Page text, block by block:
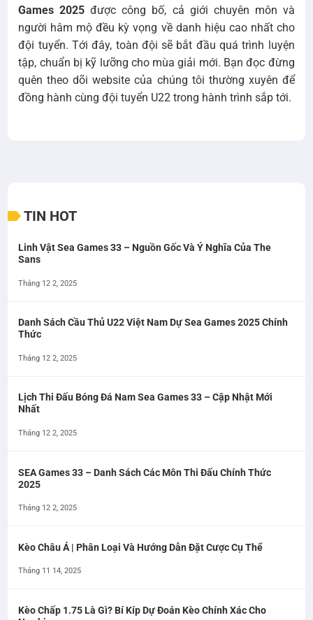
Games 2025 được công bố, cả giới chuyên môn và
người hâm mộ đều kỳ vọng về danh hiệu cao nhất cho
đội tuyển. Tới đây, toàn đội sẽ bắt đầu quá trình luyện
tập, chuẩn bị kỹ lưỡng cho mùa giải mới. Bạn đọc đừng
quên theo dõi website của chúng tôi thường xuyên để
đồng hành cùng đội tuyển U22 trong hành trình sắp tới.
TIN HOT
Linh Vật Sea Games 33 – Nguồn Gốc Và Ý Nghĩa Của The
Sans
Tháng 12 2, 2025
Danh Sách Cầu Thủ U22 Việt Nam Dự Sea Games 2025 Chính
Thức
Tháng 12 2, 2025
Lịch Thi Đấu Bóng Đá Nam Sea Games 33 – Cập Nhật Mới
Nhất
Tháng 12 2, 2025
SEA Games 33 – Danh Sách Các Môn Thi Đấu Chính Thức
2025
Tháng 12 2, 2025
Kèo Châu Á | Phân Loại Và Hướng Dẫn Đặt Cược Cụ Thể
Tháng 11 14, 2025
Kèo Chấp 1.75 Là Gì? Bí Kíp Dự Đoán Kèo Chính Xác Cho